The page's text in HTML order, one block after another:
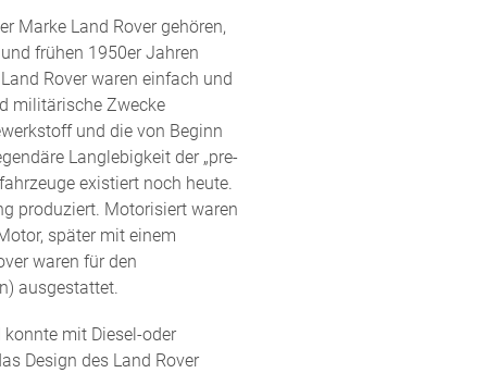
Marke Land Rover gehören,
frühen 1950er Jahren
Rover waren einfach und
militärische Zwecke
und die von Beginn
Langlebigkeit der „pre-
existiert noch heute.
produziert. Motorisiert waren
später mit einem
waren für den
ausgestattet.
konnte mit Diesel-oder
Design des Land Rover